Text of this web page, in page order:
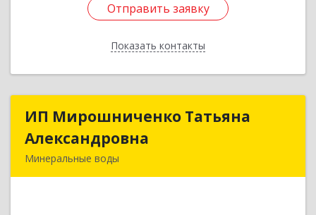
Отправить заявку
Показать контакты
Отправить заявку
Назад
ИП Мирошниченко Татьяна
Александровна
Минеральные воды
ИП Мирошниченко Татьяна